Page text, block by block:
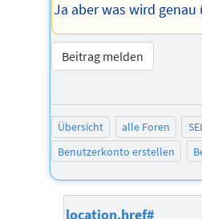
Ja aber was wird genau
Beitrag melden
Übersicht alle Foren
Benutzerkonto erstellen
location.href#